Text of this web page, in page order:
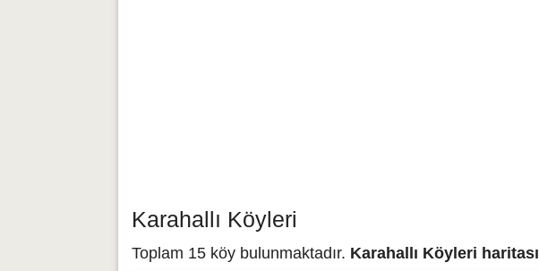
Karahallı Köyleri
Toplam 15 köy bulunmaktadır. Karahallı Köyleri haritası